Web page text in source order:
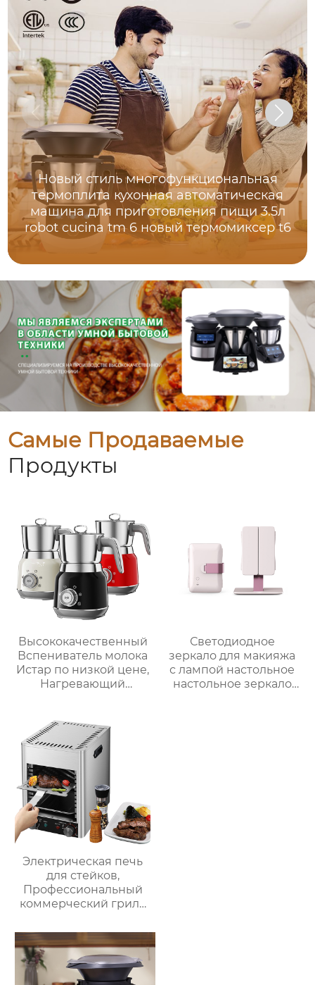
Новый стиль многофункциональная
термоплита кухонная автоматическая
машина для приготовления пищи 3.5л
robot cucina tm 6 новый термомиксер t6
Самые Продаваемые
Продукты
Высококачественный
Вспениватель молока
Истар по низкой цене,
Нагревающий
Вспениватель молока
Светодиодное
зеркало для макияжа
с лампой настольное
настольное зеркало
Электрическая печь
для стейков,
Профессиональный
коммерческий гриль
столешнице, 10-
слойный гриль,
Постоянная
температура 800℃,